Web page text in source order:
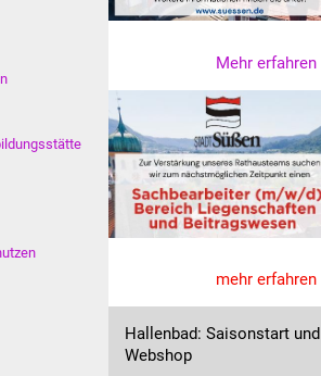
Mehr erfahren
mehr erfahren
Hallenbad: Saisonstart und
Webshop